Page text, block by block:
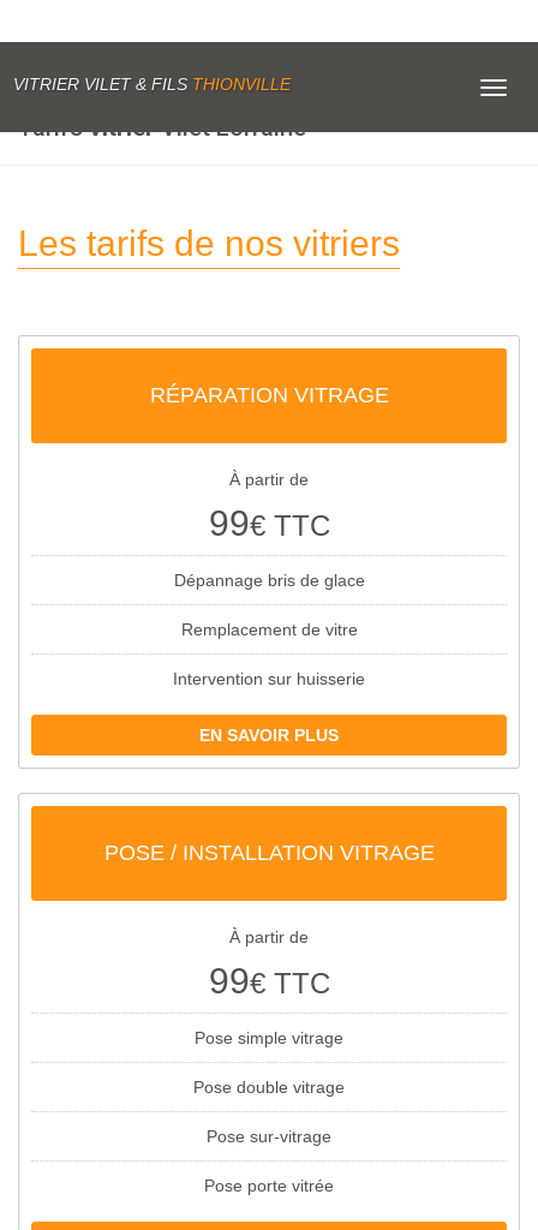
VITRIER VILET & FILS THIONVILLE
TarifsvitrierVilet Lorraine
Les tarifs de nos vitriers
RÉPARATION VITRAGE
À partir de
99€ TTC
Dépannage bris de glace
Remplacement de vitre
Intervention sur huisserie
EN SAVOIR PLUS
POSE / INSTALLATION VITRAGE
À partir de
99€ TTC
Pose simple vitrage
Pose double vitrage
Pose sur-vitrage
Pose porte vitrée